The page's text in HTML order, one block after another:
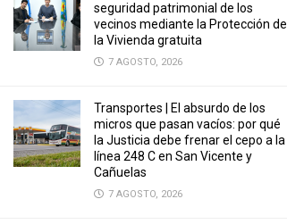
seguridad patrimonial de los
vecinos mediante la Protección de
la Vivienda gratuita
7 AGOSTO, 2026
Transportes | El absurdo de los
micros que pasan vacíos: por qué
la Justicia debe frenar el cepo a la
línea 248 C en San Vicente y
Cañuelas
7 AGOSTO, 2026